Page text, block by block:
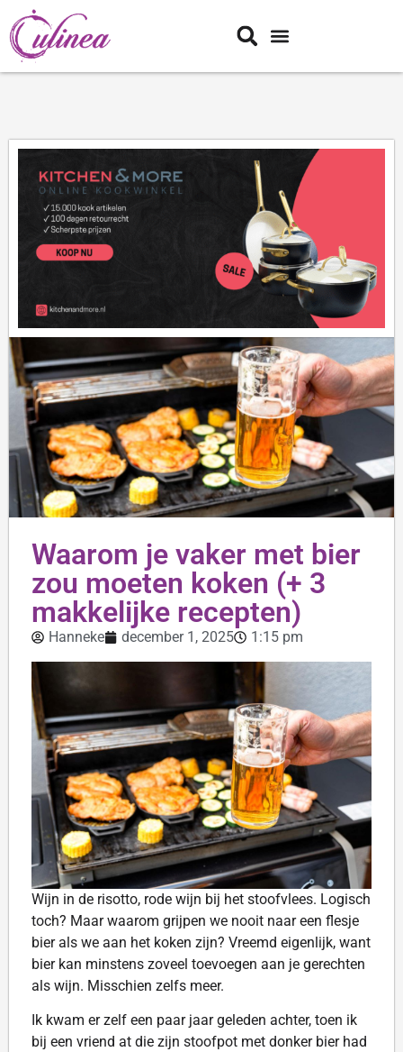
Waarom je vaker met bier
zou moeten koken (+ 3
makkelijke recepten)
Hanneke december 1, 2025 1:15 pm
Wijn in de risotto, rode wijn bij het stoofvlees. Logisch
toch? Maar waarom grijpen we nooit naar een flesje
bier als we aan het koken zijn? Vreemd eigenlijk, want
bier kan minstens zoveel toevoegen aan je gerechten
als wijn. Misschien zelfs meer.
Ik kwam er zelf een paar jaar geleden achter, toen ik
bij een vriend at die zijn stoofpot met donker bier had